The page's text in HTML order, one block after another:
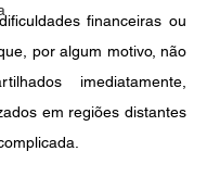
financeiras ou
por algum motivo, não
imediatamente,
em regiões distantes